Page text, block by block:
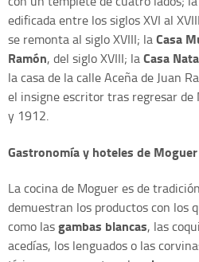
edificada entre los siglos XVI al
se remonta al siglo XVIII; laCasa
Ramón, del siglo XVIII; laCasa
la casa de la calle Aceña de Juan
el insigne escritor tras regresar
y 1912.
Gastronomía y hoteles de Moguer
La cocina de Moguer es de
demuestran los productos con los
como lasgambas blancas, las
acedías, los lenguados o las